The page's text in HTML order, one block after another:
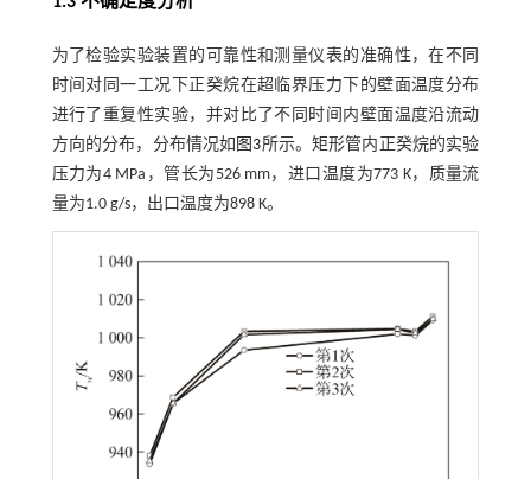
为了检验实验装置的可靠性和测量仪表的准确性，在不同
时间对同一工况下正癸烷在超临界压力下的壁面温度分布
进行了重复性实验，并对比了不同时间内壁面温度沿流动
方向的分布，分布情况如 图3所示。矩形管内正癸烷的实验
压力为4 MPa，管长为526 mm，进口温度为773 K，质量流
量为1.0 g/s，出口温度为898 K。